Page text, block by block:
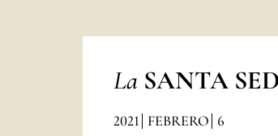
La SANTA
2021 FEBRERO 6